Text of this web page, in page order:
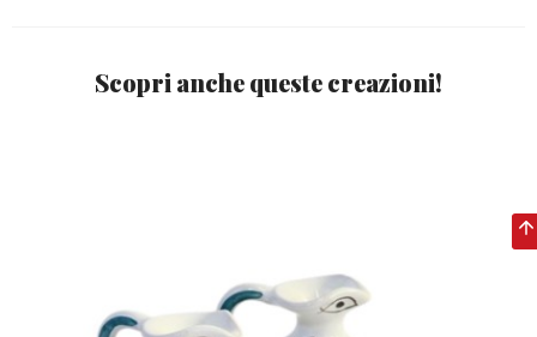
Scopri anche queste creazioni!